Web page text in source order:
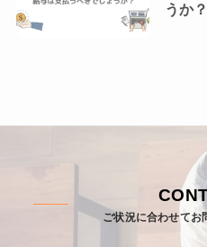
うか？
ご状況に合わせてお